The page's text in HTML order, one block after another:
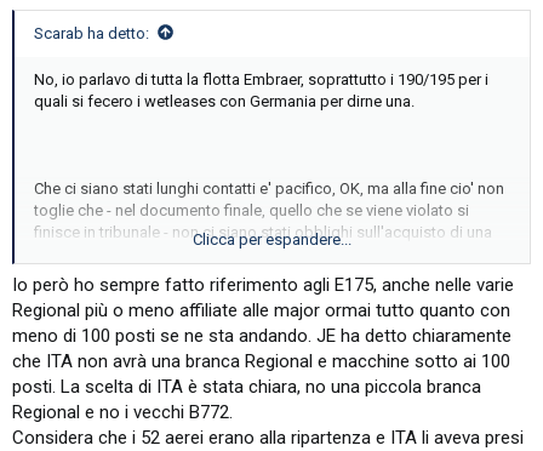
Scarab ha detto:
No, io parlavo di tutta la flotta Embraer, soprattutto i 190/195 per i
quali si fecero i wetleases con Germania per dirne una.
Che ci siano stati lunghi contatti e' pacifico, OK, ma alla fine cio' non
toglie che - nel documento finale, quello che se viene violato si
finisce in tribunale - non ci siano stati obblighi sull'acquisto di una
flotta nuova di trinca. Ne' spiega perche', col limite massimo a 52
aerei ex-CAI, ITA ne abbia all'incirca la meta'; su questi due punti la
decisione e' stata di ITA.
Grazie, gentilissimo.
View attachment 24709
Clicca per espandere...
Io però ho sempre fatto riferimento agli E175, anche nelle varie
Regional più o meno affiliate alle major ormai tutto quanto con
meno di 100 posti se ne sta andando. JE ha detto chiaramente
che ITA non avrà una branca Regional e macchine sotto ai 100
posti. La scelta di ITA è stata chiara, no una piccola branca
Regional e no i vecchi B772.
Considera che i 52 aerei erano alla ripartenza e ITA li aveva presi